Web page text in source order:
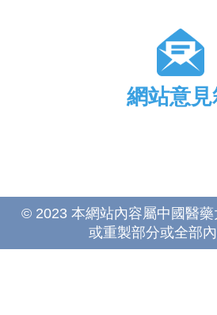
網站意見
© 2023 本網站內容屬中國醫
或重製部分或全部